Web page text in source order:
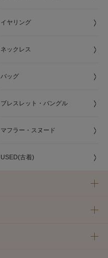
イヤリング
ネックレス
バッグ
ブレスレット・バングル
マフラー・スヌード
USED(古着)